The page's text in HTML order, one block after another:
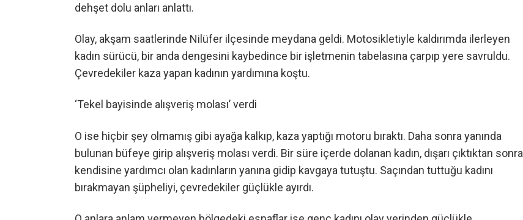
dehşet dolu anları anlattı.
Olay, akşam saatlerinde Nilüfer ilçesinde meydana geldi. Motosikletiyle kaldırımda ilerleyen
kadın sürücü, bir anda dengesini kaybedince bir işletmenin tabelasına çarpıp yere savruldu.
Çevredekiler kaza yapan kadının yardımına koştu.
‘Tekel bayisinde alışveriş molası’ verdi
O ise hiçbir şey olmamış gibi ayağa kalkıp, kaza yaptığı motoru bıraktı. Daha sonra yanında
bulunan büfeye girip alışveriş molası verdi. Bir süre içerde dolanan kadın, dışarı çıktıktan sonra
kendisine yardımcı olan kadınların yanına gidip kavgaya tutuştu. Saçından tuttuğu kadını
bırakmayan şüpheliyi, çevredekiler güçlükle ayırdı.